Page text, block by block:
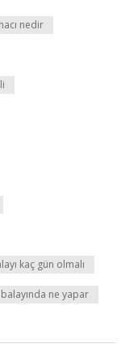
nedir
kaç gün olmalı
ne yapar